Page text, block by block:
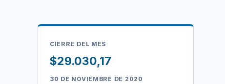
CIERRE DEL MES
$29.030,17
30 DE NOVIEMBRE DE 2020